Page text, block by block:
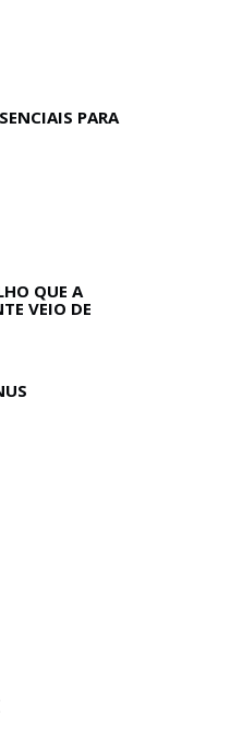
PARA
QUE A
VEIO DE